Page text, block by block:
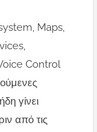
Maps,
Control
γίνει
από τις